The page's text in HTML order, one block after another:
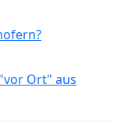
Ort" aus